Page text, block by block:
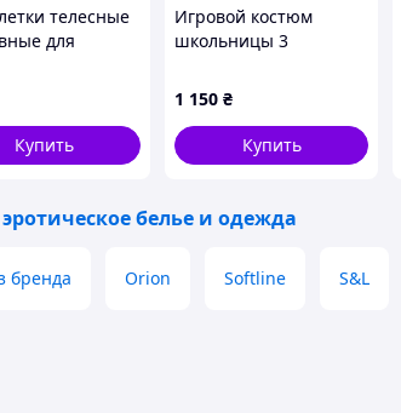
телесные
для
Купить
Игровой костюм
школьницы 3
1 150 ₴
Купить
белье и одежда
бренда Orion Softline S&L